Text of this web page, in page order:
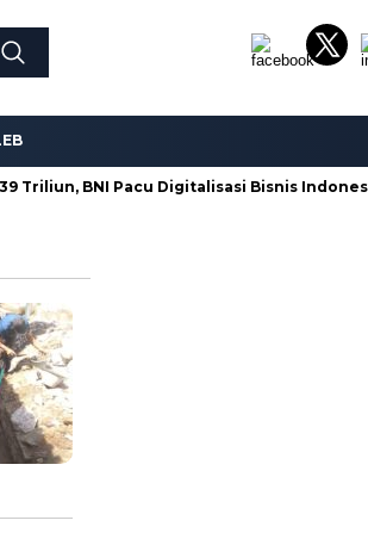
Triliun, BNI Pacu Digitalisasi Bisnis